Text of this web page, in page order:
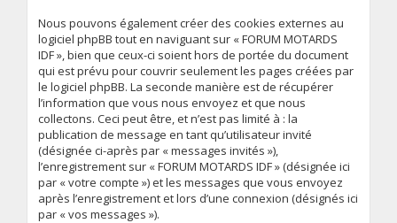
Nous pouvons également créer des cookies externes au
logiciel phpBB tout en naviguant sur « FORUM MOTARDS
IDF », bien que ceux-ci soient hors de portée du document
qui est prévu pour couvrir seulement les pages créées par
le logiciel phpBB. La seconde manière est de récupérer
l’information que vous nous envoyez et que nous
collectons. Ceci peut être, et n’est pas limité à : la
publication de message en tant qu’utilisateur invité
(désignée ci-après par « messages invités »),
l’enregistrement sur « FORUM MOTARDS IDF » (désignée ici
par « votre compte ») et les messages que vous envoyez
après l’enregistrement et lors d’une connexion (désignés ici
par « vos messages »).